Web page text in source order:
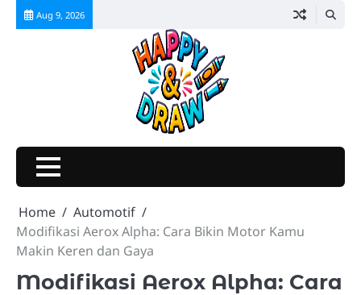
Skip
Aug 9, 2026
Home
Automotif
Modifikasi Aerox Alpha: Cara Bikin Motor Kamu
Makin Keren dan Gaya
Modifikasi Aerox Alpha: Cara